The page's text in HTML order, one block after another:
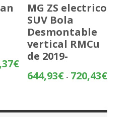
€Rango
MG ZS electrico
SUV Bola
Desmontable
vertical RMCu
de 2019-
644,93€ - 720,43€Rango